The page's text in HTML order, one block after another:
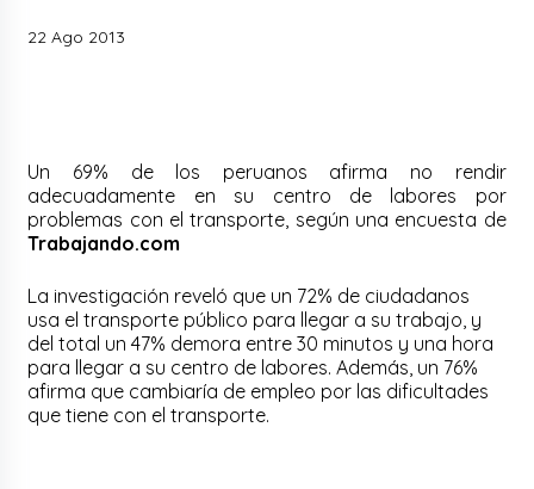
22 Ago 2013
Un 69% de los peruanos afirma no rendir
adecuadamente en su centro de labores por
problemas con el transporte, según una encuesta de
Trabajando.com
La investigación reveló que un 72% de ciudadanos
usa el transporte público para llegar a su trabajo, y
del total un 47% demora entre 30 minutos y una hora
para llegar a su centro de labores. Además, un 76%
afirma que cambiaría de empleo por las dificultades
que tiene con el transporte.